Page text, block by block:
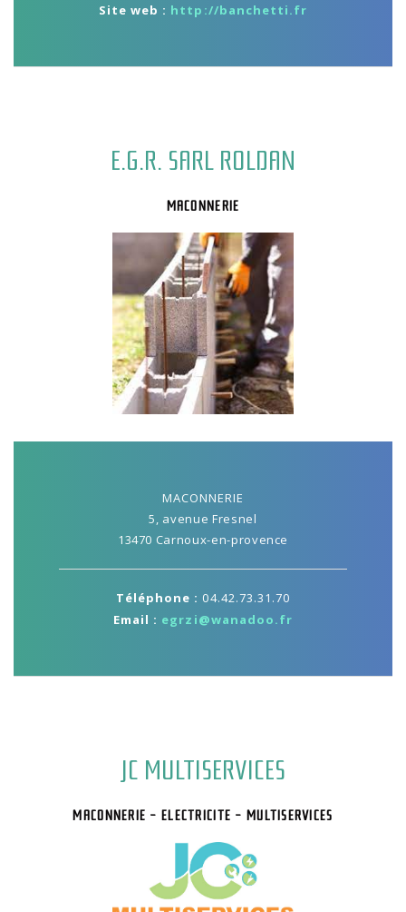
Site web : http://banchetti.fr
E.G.R. SARL ROLDAN
MACONNERIE
MACONNERIE
5, avenue Fresnel
13470 Carnoux-en-provence
Téléphone : 04.42.73.31.70
Email : egrzi@wanadoo.fr
JC MULTISERVICES
MACONNERIE - ELECTRICITE - MULTISERVICES